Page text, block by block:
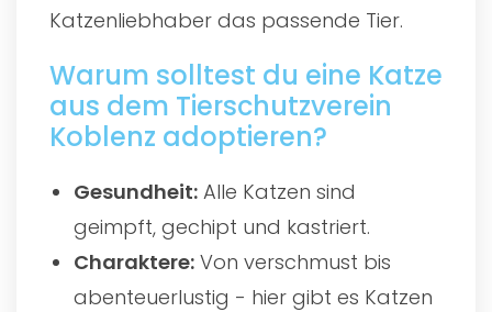
Katzenliebhaber das passende Tier.
Warum solltest du eine Katze
aus dem Tierschutzverein
Koblenz adoptieren?
Gesundheit: Alle Katzen sind
geimpft, gechipt und kastriert.
Charaktere: Von verschmust bis
abenteuerlustig - hier gibt es Katzen